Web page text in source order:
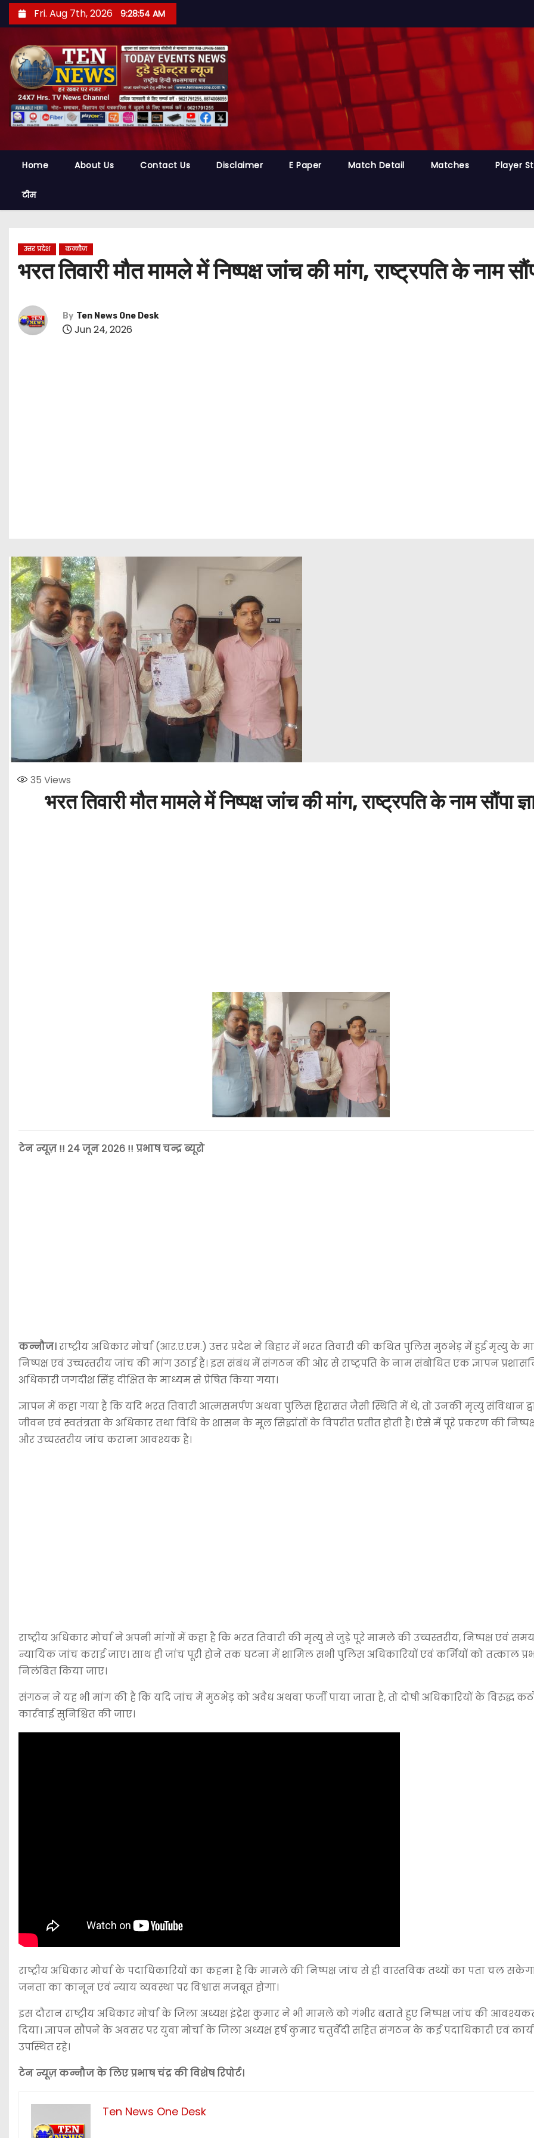
k
t
Fri. Aug 7th, 2026 9:28:55 AM
Home About Us Contact Us Disclaimer E Paper Match Detail Matches Player
टीम
उत्तर प्रदेश कन्नौज
भरत तिवारी मौत मामले में निष्पक्ष जांच की मांग, राष्ट्रपति के नाम
By Ten News One Desk
Jun 24, 2026
35 Views
भरत तिवारी मौत मामले में निष्पक्ष जांच की मांग, राष्ट्रपति के नाम सौंपा
टेन न्यूज़ !! २४ जून २०२६ !! प्रभाष चन्द्र ब्यूरो
कन्नौज।राष्ट्रीय अधिकार मोर्चा (आर.ए.एम.) उत्तर प्रदेश ने बिहार में भरत तिवारी की कथित पुलिस मुठभेड़ में हुई मृत्यु के
निष्पक्ष एवं उच्चस्तरीय जांच की मांग उठाई है। इस संबंध में संगठन की ओर से राष्ट्रपति के नाम संबोधित एक ज्ञापन
अधिकारी जगदीश सिंह दीक्षित के माध्यम से प्रेषित किया गया।
ज्ञापन में कहा गया है कि यदि भरत तिवारी आत्मसमर्पण अथवा पुलिस हिरासत जैसी स्थिति में थे, तो उनकी मृत्यु संविधान
जीवन एवं स्वतंत्रता के अधिकार तथा विधि के शासन के मूल सिद्धांतों के विपरीत प्रतीत होती है। ऐसे में पूरे प्रकरण की
और उच्चस्तरीय जांच कराना आवश्यक है।
राष्ट्रीय अधिकार मोर्चा ने अपनी मांगों में कहा है कि भरत तिवारी की मृत्यु से जुड़े पूरे मामले की उच्चस्तरीय, निष्पक्ष एवं
न्यायिक जांच कराई जाए। साथ ही जांच पूरी होने तक घटना में शामिल सभी पुलिस अधिकारियों एवं कर्मियों को तत्काल
निलंबित किया जाए।
संगठन ने यह भी मांग की है कि यदि जांच में मुठभेड़ को अवैध अथवा फर्जी पाया जाता है, तो दोषी अधिकारियों के विरुद्ध
कार्रवाई सुनिश्चित की जाए।
राष्ट्रीय अधिकार मोर्चा के पदाधिकारियों का कहना है कि मामले की निष्पक्ष जांच से ही वास्तविक तथ्यों का पता चल
जनता का कानून एवं न्याय व्यवस्था पर विश्वास मजबूत होगा।
इस दौरान राष्ट्रीय अधिकार मोर्चा के जिला अध्यक्ष इंद्रेश कुमार ने भी मामले को गंभीर बताते हुए निष्पक्ष जांच की
दिया। ज्ञापन सौंपने के अवसर पर युवा मोर्चा के जिला अध्यक्ष हर्ष कुमार चतुर्वेदी सहित संगठन के कई पदाधिकारी एवं
उपस्थित रहे।
टेन न्यूज़ कन्नौज के लिए प्रभाष चंद्र की विशेष रिपोर्ट।
Ten News One Desk